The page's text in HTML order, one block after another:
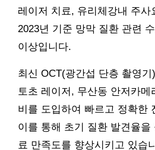
레이저 치료, 유리체강내 주사
2023년 기준 망막 질환 관련
이상입니다.
최신 OCT(광간섭 단층 촬영
토초 레이저, 무산동 안저카
비를 도입하여 빠르고 정확한
이를 통해 초기 질환 발견율을
료 만족도를 향상시키고 있습